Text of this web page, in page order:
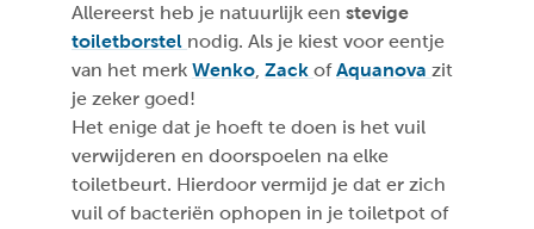
Allereerst heb je natuurlijk een stevige
toiletborstel nodig. Als je kiest voor eentje
van het merk Wenko Zack ofAquanova zit
je zeker goed!
Het enige dat je hoeft te doen is het vuil
verwijderen en doorspoelen na elke
toiletbeurt. Hierdoor vermijd je dat er zich
vuil of bacteriën ophopen in je toiletpot of